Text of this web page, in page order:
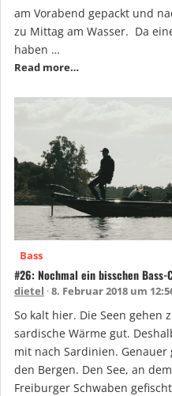
am Vorabend gepackt und
zu Mittag am Wasser. Da
haben …
Read more…
Bass
#26: Nochmal ein bisschen Bass-
dietel 8. Februar 2018 um
So kalt hier. Die Seen gehen
sardische Wärme gut.
mit nach Sardinien. Genauer
den Bergen. Den See, an
Freiburger Schwaben